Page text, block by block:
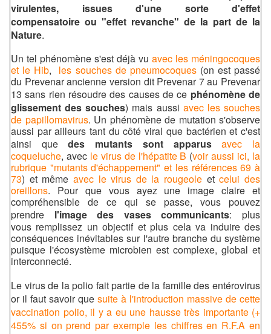
virulentes, issues d'une sorte d'effet
compensatoire ou "effet revanche" de la part de la
Nature.
Un tel phénomène s'est déjà vu avec les méningocoques
et le Hib, les souches de pneumocoques(on est passé
du Prevenar ancienne version dit Prevenar 7 au Prevenar
13 sans rien résoudre des causes de ce phénomène de
glissement des souches) mais aussi avec les souches
de papillomavirus. Un phénomène de mutation s'observe
aussi par ailleurs tant du côté viral que bactérien et c'est
ainsi quedes mutants sont apparus
avec la
coqueluche, avec le virus de l'hépatite B (voir aussi ici, la
rubrique "mutants d'échappement" et les références 69 à
73) et même avec le virus de la rougeole etcelui des
oreillons. Pour que vous ayez une image claire et
compréhensible de ce qui se passe, vous pouvez
prendre l'image des vases communicants: plus
vous remplissez un objectif et plus cela va induire des
conséquences inévitables sur l'autre branche du système
puisque l'écosystème microbien est complexe, global et
interconnecté.
Le virus de la polio fait partie de la famille des entérovirus
or il faut savoir que suite à l'introduction massive de cette
vaccination polio, il y a eu une hausse très importante (+
455% si on prend par exemple les chiffres en R.F.A en